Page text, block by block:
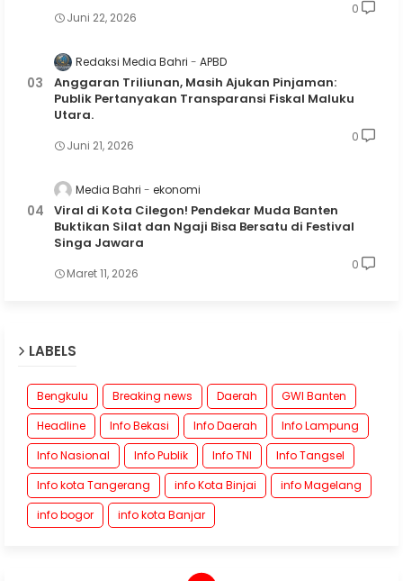
Juni 22, 2026
0
Redaksi Media Bahri APBD
Anggaran Triliunan, Masih Ajukan Pinjaman:
Publik Pertanyakan Transparansi Fiskal Maluku
Utara.
Juni 21, 2026
0
Media Bahri ekonomi
Viral di Kota Cilegon! Pendekar Muda Banten
Buktikan Silat dan Ngaji Bisa Bersatu di Festival
Singa Jawara
Maret 11, 2026
0
LABELS
Bengkulu Breaking news Daerah
GWI Banten
Headline
Info Bekasi Info Daerah
Info Lampung
Info Nasional
Info Publik Info TNI
Info Tangsel
Info kota Tangerang
info Kota Binjai
info Magelang
info bogor
info kota Banjar